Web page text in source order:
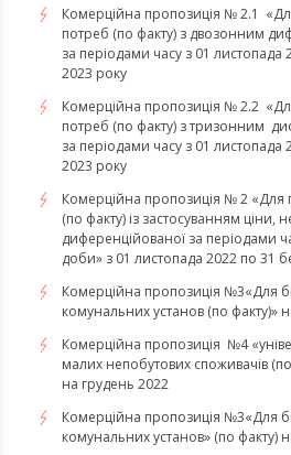
Комерційна пропозиція № 2.1
потреб (по факту) з двозонним
за періодами часу з 01
2023 року
Комерційна пропозиція № 2.2
потреб (по факту) з тризонним
за періодами часу з 01
2023 року
Комерційна пропозиція № 2 «Для
(по факту) із застосуванням ціни,
диференційованої за періодами
доби» з 01 листопада 2022 по 31
Комерційна пропозиція №3«Для
комунальних установ (по факту)»
Комерційна пропозиція №4
малих непобутових споживачів
на грудень 2022
​​​​​​​Комерційна пропозиція №3«Для
комунальних установ» (по факту)